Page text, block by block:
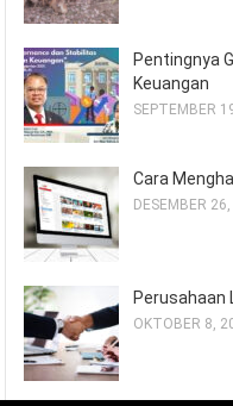
Pentingnya
Keuangan
SEPTEMBER
Cara
DESEMBER
Perusahaan
OKTOBER 8,